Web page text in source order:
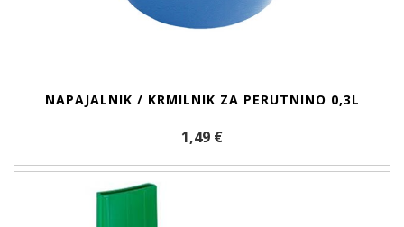
NAPAJALNIK / KRMILNIK ZA PERUTNINO 0,3L
1,49 €